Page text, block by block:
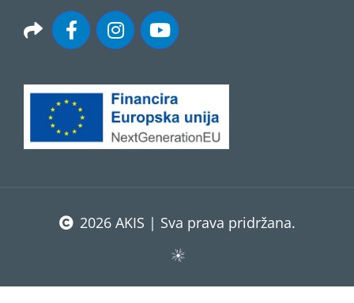
2026 AKIS | Sva prava pridržana.